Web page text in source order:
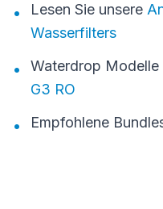
• Lesen Sie unsere
Wasserfilters
• Waterdrop Modelle
G3 RO
• Empfohlene